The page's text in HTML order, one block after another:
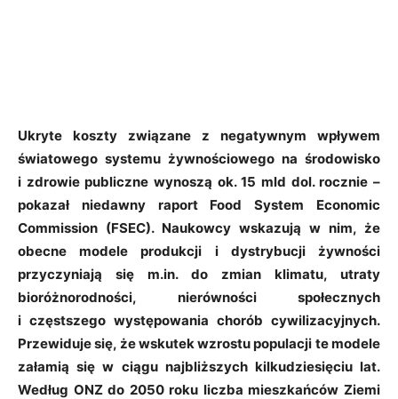
Ukryte koszty związane z negatywnym wpływem
światowego systemu żywnościowego na środowisko
i zdrowie publiczne wynoszą ok. 15 mld dol. rocznie –
pokazał niedawny raport Food System Economic
Commission (FSEC). Naukowcy wskazują w nim, że
obecne modele produkcji i dystrybucji żywności
przyczyniają się m.in. do zmian klimatu, utraty
bioróżnorodności, nierówności społecznych
i częstszego występowania chorób cywilizacyjnych.
Przewiduje się, że wskutek wzrostu populacji te modele
załamią się w ciągu najbliższych kilkudziesięciu lat.
Według ONZ do 2050 roku liczba mieszkańców Ziemi